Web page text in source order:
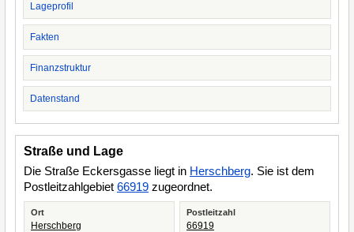
Lageprofil
Fakten
Finanzstruktur
Datenstand
Straße und Lage
Die Straße Eckersgasse liegt in Herschberg. Sie ist dem
Postleitzahlgebiet 66919 zugeordnet.
Ort
Herschberg
Postleitzahl
66919